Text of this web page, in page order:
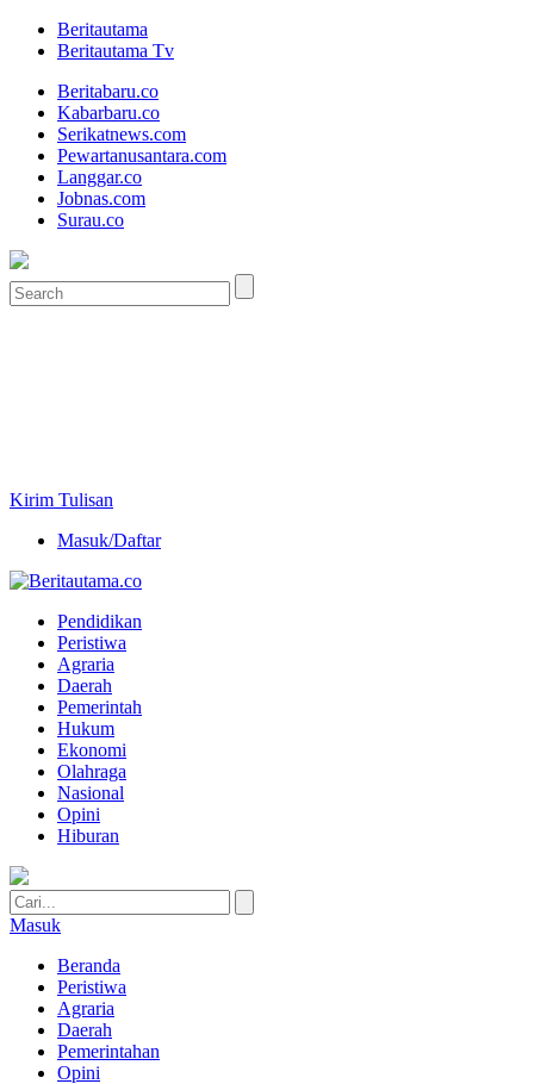
Beritautama
Beritautama Tv
Beritabaru.co
Kabarbaru.co
Serikatnews.com
Pewartanusantara.com
Langgar.co
Jobnas.com
Surau.co
Kirim Tulisan
Masuk/Daftar
Pendidikan
Peristiwa
Agraria
Daerah
Pemerintah
Hukum
Ekonomi
Olahraga
Nasional
Opini
Hiburan
Masuk
Beranda
Peristiwa
Agraria
Daerah
Pemerintahan
Opini